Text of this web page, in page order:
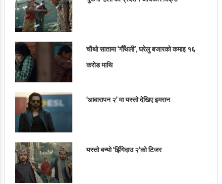
चौथो सातामा ‘गौँथली’, घरेलु बजारको कमाइ १६
करोड माथि
‘आवारापन २’ मा यस्तो देखिए इमरान
यस्तो बन्यो ‘झिँगेदाउ २’को टिजर